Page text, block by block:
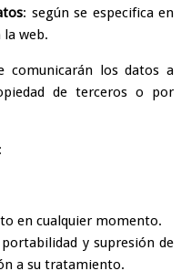
: según se especifica en
la web.
comunicarán los datos a
de terceros o por
:
en cualquier momento.
y supresión de
a su tratamiento.